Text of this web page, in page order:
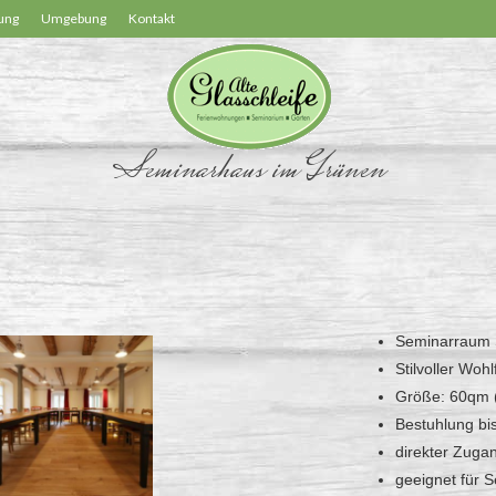
Umgebung Kontakt
Seminarhaus im Grünen
Seminarraum
Stilvoller
Größe: 60qm
Bestuhlung
direkter
geeignet für